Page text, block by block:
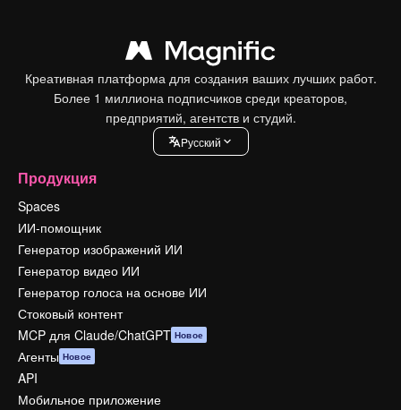
Креативная платформа для создания ваших лучших работ.
Более 1 миллиона подписчиков среди креаторов,
предприятий, агентств и студий.
Pусский
Продукция
Spaces
ИИ-помощник
Генератор изображений ИИ
Генератор видео ИИ
Генератор голоса на основе ИИ
Стоковый контент
MCP для Claude/ChatGPT Новое
Агенты Новое
API
Мобильное приложение